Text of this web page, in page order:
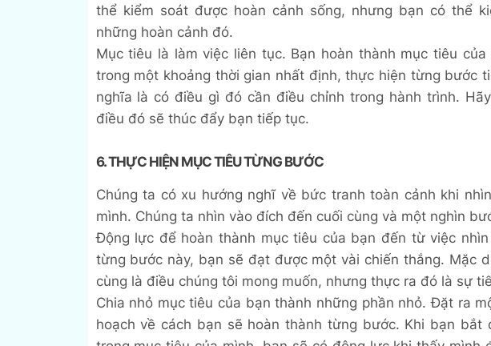
thể kiểm soát được hoàn cảnh sống, nhưng bạn có thể
những hoàn cảnh đó.
Mục tiêu là làm việc liên tục. Bạn hoàn thành mục tiêu
trong một khoảng thời gian nhất định, thực hiện từng bước
nghĩa là có điều gì đó cần điều chỉnh trong hành trình.
điều đó sẽ thúc đẩy bạn tiếp tục.
6. THỰC HIỆN MỤC TIÊU TỪNG BƯỚC
Chúng ta có xu hướng nghĩ về bức tranh toàn cảnh khi
mình. Chúng ta nhìn vào đích đến cuối cùng và một nghìn
Động lực để hoàn thành mục tiêu của bạn đến từ việc
từng bước này, bạn sẽ đạt được một vài chiến thắng. Mặc
cùng là điều chúng tôi mong muốn, nhưng thực ra đó là sự
Chia nhỏ mục tiêu của bạn thành những phần nhỏ. Đặt ra
hoạch về cách bạn sẽ hoàn thành từng bước. Khi bạn